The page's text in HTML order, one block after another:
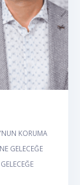
KORUMA
GELECEĞE